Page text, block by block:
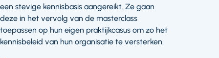
een stevige kennisbasis aangereikt. Ze gaan
deze in het vervolg van de masterclass
toepassen op hun eigen praktijkcasus om zo het
kennisbeleid van hun organisatie te versterken.